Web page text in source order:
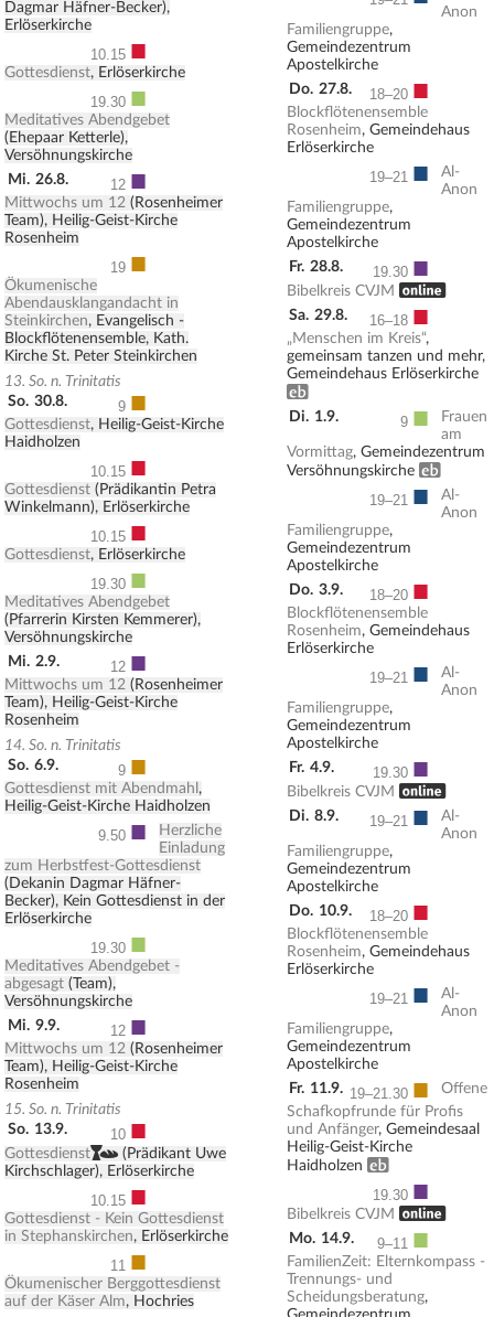
Dagmar Häfner-Becker),
Erlöserkirche
10.15 ■
Gottesdienst, Erlöserkirche
19.30 ■
Meditatives Abendgebet
(Ehepaar Ketterle),
Versöhnungskirche
Mi. 26.8. 12 ■
Mittwochs um 12 (Rosenheimer
Team), Heilig-Geist-Kirche
Rosenheim
19 ■
Ökumenische
Abendausklangandacht in
Steinkirchen, Evangelisch -
Blockflötenensemble, Kath.
Kirche St. Peter Steinkirchen
13. So. n. Trinitatis
So. 30.8. 9 ■
Gottesdienst, Heilig-Geist-Kirche
Haidholzen
10.15 ■
Gottesdienst (Prädikantin Petra
Winkelmann), Erlöserkirche
10.15 ■
Gottesdienst, Erlöserkirche
19.30 ■
Meditatives Abendgebet
(Pfarrerin Kirsten Kemmerer),
Versöhnungskirche
Mi. 2.9. 12 ■
Mittwochs um 12 (Rosenheimer
Team), Heilig-Geist-Kirche
Rosenheim
14. So. n. Trinitatis
So. 6.9. 9 ■
Gottesdienst mit Abendmahl ,
Heilig-Geist-Kirche Haidholzen
9.50 ■
Herzliche
Einladung
zum Herbstfest-Gottesdienst
(Dekanin Dagmar Häfner-
Becker), Kein Gottesdienst in der
Erlöserkirche
19.30 ■
Meditatives Abendgebet -
abgesagt (Team),
Versöhnungskirche
Mi. 9.9. 12 ■
Mittwochs um 12 (Rosenheimer
Team), Heilig-Geist-Kirche
Rosenheim
15. So. n. Trinitatis
So. 13.9. 10 ■
Gottesdienst, (Prädikant Uwe
Kirchschlager), Erlöserkirche
10.15 ■
Gottesdienst - Kein Gottesdienst
in Stephanskirchen, Erlöserkirche
11 ■
Ökumenischer Berggottesdienst
auf der Käser Alm, Hochries
Anon
Familiengruppe,
Gemeindezentrum
Apostelkirche
Do. 27.8. 18–20 ■
Blockflötenensemble
Rosenheim, Gemeindehaus
Erlöserkirche
19–21 ■
Al-
Anon
Familiengruppe,
Gemeindezentrum
Apostelkirche
Fr. 28.8. 19.30 ■
Bibelkreis CVJM
, ONLINE
Sa. 29.8. 16–18 ■
„Menschen im Kreis“,
gemeinsam tanzen und mehr,
Gemeindehaus Erlöserkirche
Erwachsenenbildung
Di. 1.9. 9 ■
Frauen
am
Vormittag, Gemeindezentrum
Versöhnungskirche Erwachsenenbildung
19–21 ■
Al-
Anon
Familiengruppe,
Gemeindezentrum
Apostelkirche
Do. 3.9. 18–20 ■
Blockflötenensemble
Rosenheim, Gemeindehaus
Erlöserkirche
19–21 ■
Al-
Anon
Familiengruppe,
Gemeindezentrum
Apostelkirche
Fr. 4.9. 19.30 ■
Bibelkreis CVJM
, ONLINE
Di. 8.9. 19–21 ■
Al-
Anon
Familiengruppe,
Gemeindezentrum
Apostelkirche
Do. 10.9. 18–20 ■
Blockflötenensemble
Rosenheim, Gemeindehaus
Erlöserkirche
19–21 ■
Al-
Anon
Familiengruppe,
Gemeindezentrum
Apostelkirche
Fr. 11.9. 19–21.30 ■
Offene
Schafkopfrunde für Profis
und Anfänger, Gemeindesaal
Heilig-Geist-Kirche
Haidholzen Erwachsenenbildung
19.30 ■
Bibelkreis CVJM
, ONLINE
Mo. 14.9. 9–11 ■
FamilienZeit: Elternkompass -
Trennungs- und
Scheidungsberatung,